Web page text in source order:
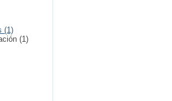
(1)
(1)